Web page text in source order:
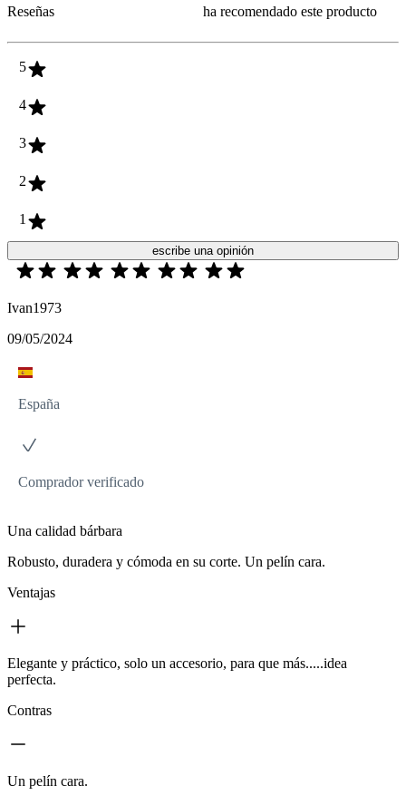
Reseñas
ha recomendado este producto
5
4
3
2
1
escribe una opinión
Ivan1973
09/05/2024
España
Comprador verificado
Una calidad bárbara
Robusto, duradera y cómoda en su corte. Un pelín cara.
Ventajas
Elegante y práctico, solo un accesorio, para que más.....idea
perfecta.
Contras
Un pelín cara.